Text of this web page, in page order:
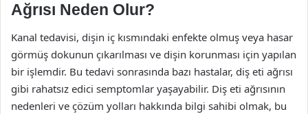
Ağrısı Neden Olur?
Kanal tedavisi, dişin iç kısmındaki enfekte olmuş veya hasar
görmüş dokunun çıkarılması ve dişin korunması için yapılan
bir işlemdir. Bu tedavi sonrasında bazı hastalar, diş eti ağrısı
gibi rahatsız edici semptomlar yaşayabilir. Diş eti ağrısının
nedenleri ve çözüm yolları hakkında bilgi sahibi olmak, bu